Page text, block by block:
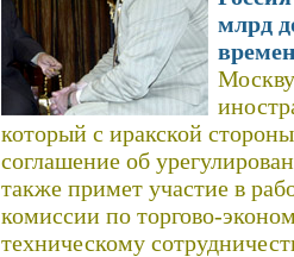
млрд
который с иракской
соглашение об
также примет участие в
комиссии по торгово-
техническому